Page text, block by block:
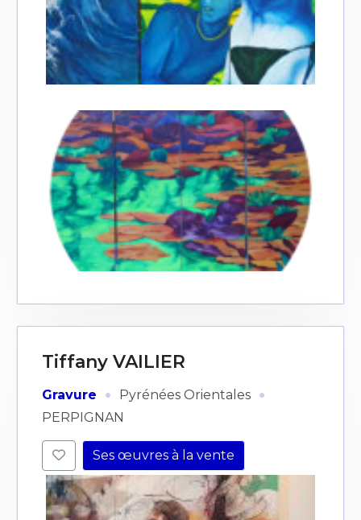
Tiffany VAILIER
Gravure · Pyrénées Orientales ·
PERPIGNAN
Ses œuvres à la vente